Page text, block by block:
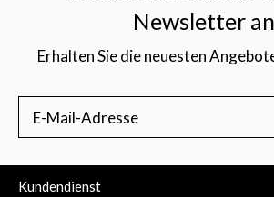
Newsletter an
Erhalten Sie die neuesten
Kundendienst